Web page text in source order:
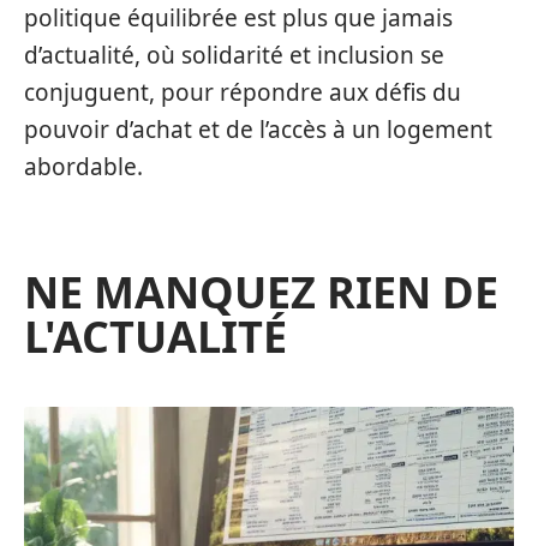
politique équilibrée est plus que jamais
d’actualité, où solidarité et inclusion se
conjuguent, pour répondre aux défis du
pouvoir d’achat et de l’accès à un logement
abordable.
NE MANQUEZ RIEN DE
L'ACTUALITÉ